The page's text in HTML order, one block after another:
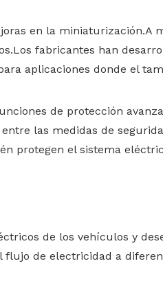
en la miniaturización.A
fabricantes han
aplicaciones donde el
de protección
las medidas de
protegen el sistema
de los vehículos y
de electricidad a